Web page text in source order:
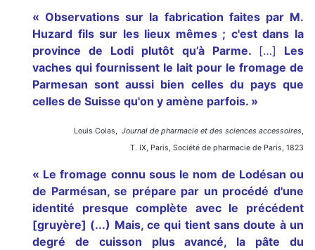
« Observations sur la fabrication faites par M.
Huzard fils sur les lieux mêmes ; c'est dans la
province de Lodi plutôt qu’à Parme.
[…] Les
vaches qui fournissent le lait pour le fromage de
Parmesan sont aussi bien celles du pays que
celles de Suisse qu'on y amène parfois. »
Louis Colas, Journal de pharmacie et des sciences accessoires,
T. IX, Paris, Société de pharmacie de Paris, 1823
« Le fromage connu sous le nom de Lodésan ou
de Parmésan, se prépare par un procédé d'une
identité presque complète avec le précédent
[gruyère] (...) Mais, ce qui tient sans doute à un
degré de cuisson plus avancé, la pâte du